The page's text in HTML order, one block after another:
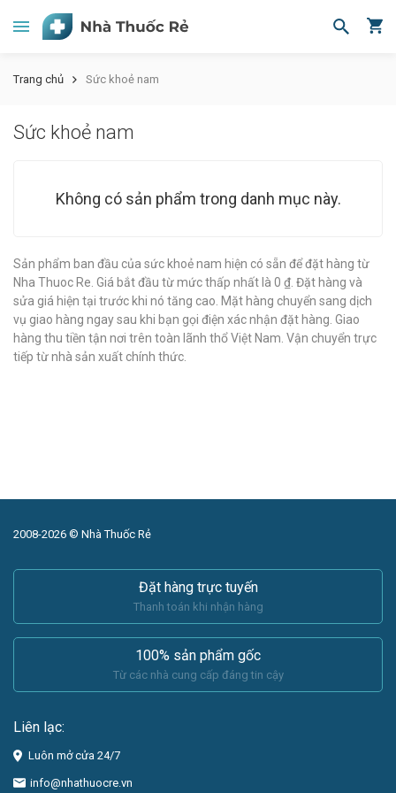
Trang chủ Sức khoẻ nam
Sức khoẻ nam
Không có sản phẩm trong danh mục này.
Sản phẩm ban đầu của sức khoẻ nam hiện có sẵn để đặt hàng từ
Nha Thuoc Re. Giá bắt đầu từ mức thấp nhất là 0 ₫. Đặt hàng và
sửa giá hiện tại trước khi nó tăng cao. Mặt hàng chuyển sang dịch
vụ giao hàng ngay sau khi bạn gọi điện xác nhận đặt hàng. Giao
hàng thu tiền tận nơi trên toàn lãnh thổ Việt Nam. Vận chuyển trực
tiếp từ nhà sản xuất chính thức.
2008-2026 © Nhà Thuốc Rẻ
Đặt hàng trực tuyến
Thanh toán khi nhận hàng
100% sản phẩm gốc
Từ các nhà cung cấp đáng tin cậy
Liên lạc:
Luôn mở cửa 24/7
info@nhathuocre.vn